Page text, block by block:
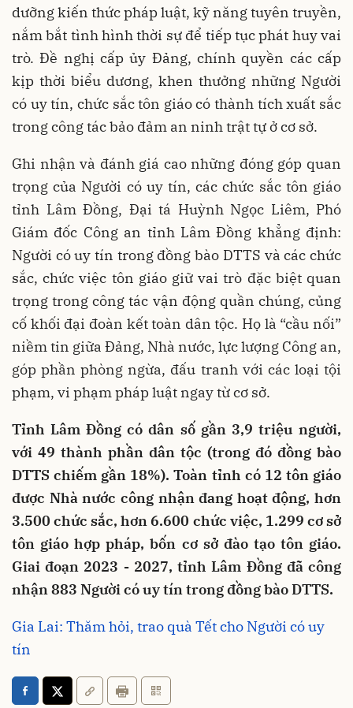
dưỡng kiến thức pháp luật, kỹ năng tuyên truyền,
nắm bắt tình hình thời sự để tiếp tục phát huy vai
trò. Đề nghị cấp ủy Đảng, chính quyền các cấp
kịp thời biểu dương, khen thưởng những Người
có uy tín, chức sắc tôn giáo có thành tích xuất sắc
trong công tác bảo đảm an ninh trật tự ở cơ sở.
Ghi nhận và đánh giá cao những đóng góp quan
trọng của Người có uy tín, các chức sắc tôn giáo
tỉnh Lâm Đồng, Đại tá Huỳnh Ngọc Liêm, Phó
Giám đốc Công an tỉnh Lâm Đồng khẳng định:
Người có uy tín trong đồng bào DTTS và các chức
sắc, chức việc tôn giáo giữ vai trò đặc biệt quan
trọng trong công tác vận động quần chúng, củng
cố khối đại đoàn kết toàn dân tộc. Họ là “cầu nối”
niềm tin giữa Đảng, Nhà nước, lực lượng Công an,
góp phần phòng ngừa, đấu tranh với các loại tội
phạm, vi phạm pháp luật ngay từ cơ sở.
Tỉnh Lâm Đồng có dân số gần 3,9 triệu người,
với 49 thành phần dân tộc (trong đó đồng bào
DTTS chiếm gần 18%). Toàn tỉnh có 12 tôn giáo
được Nhà nước công nhận đang hoạt động, hơn
3.500 chức sắc, hơn 6.600 chức việc, 1.299 cơ sở
tôn giáo hợp pháp, bốn cơ sở đào tạo tôn giáo.
Giai đoạn 2023 - 2027, tỉnh Lâm Đồng đã công
nhận 883 Người có uy tín trong đồng bào DTTS.
Gia Lai: Thăm hỏi, trao quà Tết cho Người có uy
tín